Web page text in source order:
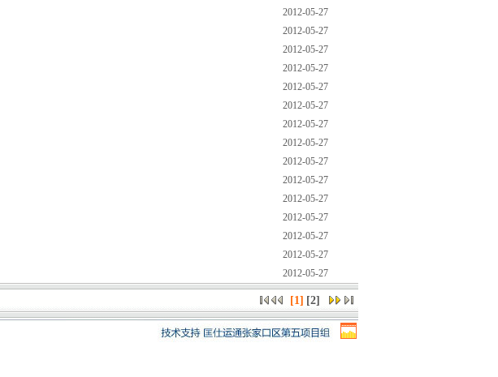
2012-05-27
2012-05-27
2012-05-27
2012-05-27
2012-05-27
2012-05-27
2012-05-27
2012-05-27
2012-05-27
2012-05-27
2012-05-27
2012-05-27
2012-05-27
2012-05-27
2012-05-27
[1] [2]